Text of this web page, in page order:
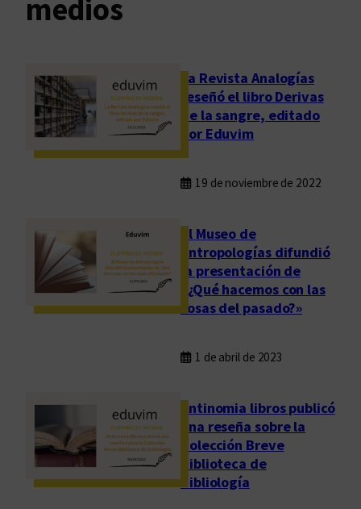
medios
La Revista Analogías
reseñó el libro Derivas
de la sangre, editado
por Eduvim
19 de noviembre de 2022
El Museo de
Antropologías difundió
la presentación de
«¿Qué hacemos con las
cosas del pasado?»
1 de abril de 2023
Antinomia libros publicó
una reseña sobre la
Colección Breve
Biblioteca de
Bibliología